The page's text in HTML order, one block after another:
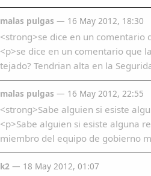
malas pulgas — 16 May 2012, 18:30
<strong>se dice en un comentario
<p>se dice en un comentario que
tejado? Tendrian alta en la
malas pulgas — 16 May 2012, 22:55
<strong>Sabe alguien si esiste
<p>Sabe alguien si esiste alguna
miembro del equipo de gobierno
k2 — 18 May 2012, 01:07